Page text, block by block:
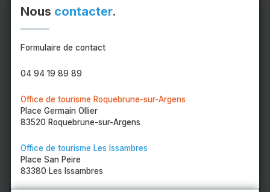
Nous contacter.
Formulaire de contact
04 94 19 89 89
Office de tourisme Roquebrune-sur-Argens
Place Germain Ollier
83520 Roquebrune-sur-Argens
Office de tourisme Les Issambres
Place San Peire
83380 Les Issambres